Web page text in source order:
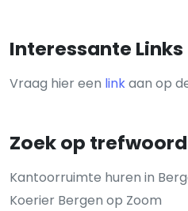
Interessante Links
Vraag hier een linkaan op
Zoek op trefwoord
Kantoorruimte huren in
Koerier Bergen op Zoom